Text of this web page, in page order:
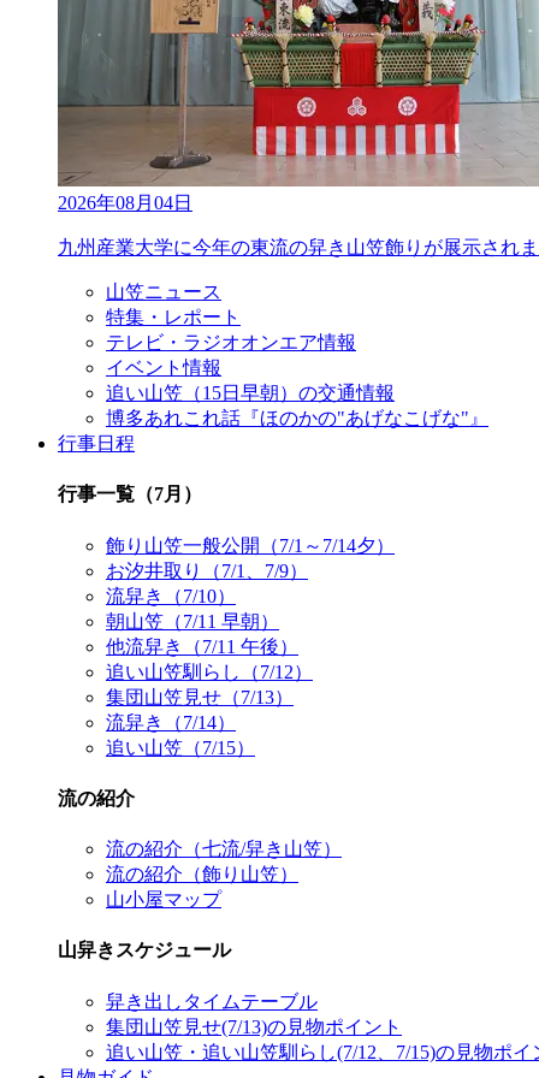
2026年08月04日
九州産業大学に今年の東流の舁き山笠飾りが展示され
山笠ニュース
特集・レポート
テレビ・ラジオオンエア情報
イベント情報
追い山笠（15日早朝）の交通情報
博多あれこれ話『ほのかの"あげなこげな"』
行事日程
行事一覧（7月）
飾り山笠一般公開（7/1～7/14夕）
お汐井取り（7/1、7/9）
流舁き（7/10）
朝山笠（7/11 早朝）
他流舁き（7/11 午後）
追い山笠馴らし（7/12）
集団山笠見せ（7/13）
流舁き（7/14）
追い山笠（7/15）
流の紹介
流の紹介（七流/舁き山笠）
流の紹介（飾り山笠）
山小屋マップ
山舁きスケジュール
舁き出しタイムテーブル
集団山笠見せ(7/13)の見物ポイント
追い山笠・追い山笠馴らし(7/12、7/15)の見物ポイ